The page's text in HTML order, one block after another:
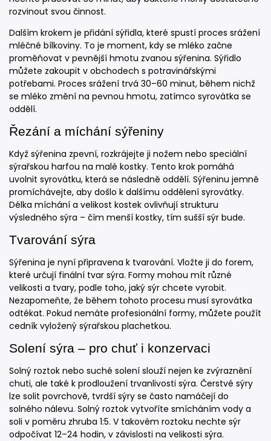
rozvinout svou činnost.
Dalším krokem je přidání sýřidla, které spustí proces srážení
mléčné bílkoviny. To je moment, kdy se mléko začne
proměňovat v pevnější hmotu zvanou sýřenina. Sýřidlo
můžete zakoupit v obchodech s potravinářskými
potřebami. Proces srážení trvá 30–60 minut, během nichž
se mléko změní na pevnou hmotu, zatímco syrovátka se
oddělí.
Řezání a míchání sýřeniny
Když sýřenina zpevní, rozkrájejte ji nožem nebo speciální
sýrařskou harfou na malé kostky. Tento krok pomáhá
uvolnit syrovátku, která se následně oddělí. Sýřeninu jemně
promíchávejte, aby došlo k dalšímu oddělení syrovátky.
Délka míchání a velikost kostek ovlivňují strukturu
výsledného sýra – čím menší kostky, tím sušší sýr bude.
Tvarování sýra
Sýřenina je nyní připravena k tvarování. Vložte ji do forem,
které určují finální tvar sýra. Formy mohou mít různé
velikosti a tvary, podle toho, jaký sýr chcete vyrobit.
Nezapomeňte, že během tohoto procesu musí syrovátka
odtékat. Pokud nemáte profesionální formy, můžete použít
cedník vyložený sýrařskou plachetkou.
Solení sýra – pro chuť i konzervaci
Solný roztok nebo suché solení slouží nejen ke zvýraznění
chuti, ale také k prodloužení trvanlivosti sýra. Čerstvé sýry
lze solit povrchově, tvrdší sýry se často namáčejí do
solného nálevu. Solný roztok vytvoříte smícháním vody a
soli v poměru zhruba 1:5. V takovém roztoku nechte sýr
odpočívat 12–24 hodin, v závislosti na velikosti sýra.